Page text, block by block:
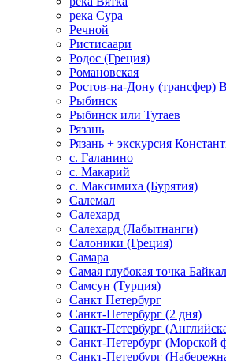
река Сура
Речной
Ристисаари
Родос (Греция)
Романовская
Ростов-на-Дону (трансфер)
Рыбинск
Рыбинск или Тутаев
Рязань
Рязань + экскурсия
с. Галанино
с. Макарий
с. Максимиха (Бурятия)
Салемал
Салехард
Салехард (Лабытнанги)
Салоники (Греция)
Самара
Самая глубокая точка
Самсун (Турция)
Санкт Петербург
Санкт-Петербург (2 дня)
Санкт-Петербург
Санкт-Петербург (Морской
Санкт-Петербург